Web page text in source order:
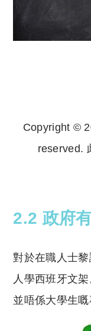
Copyright ©
reserved.
2.2 政府
對於在職人士
人學西班牙文
並唔係大學生嘅